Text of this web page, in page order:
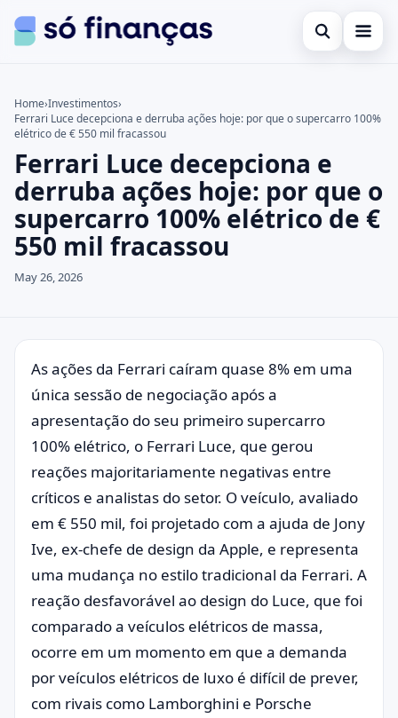
Open search
Empréstimos
Investimentos
Search the site
Search for:
Press Enter to search or ESC to close.
Home›Investimentos›
Ferrari Luce decepciona e derruba ações hoje: por que o supercarro 100%
elétrico de € 550 mil fracassou
Ferrari Luce decepciona e
derruba ações hoje: por que o
supercarro 100% elétrico de €
550 mil fracassou
May 26, 2026
As ações da Ferrari caíram quase 8% em uma
única sessão de negociação após a
apresentação do seu primeiro supercarro
100% elétrico, o Ferrari Luce, que gerou
reações majoritariamente negativas entre
críticos e analistas do setor. O veículo, avaliado
em € 550 mil, foi projetado com a ajuda de Jony
Ive, ex-chefe de design da Apple, e representa
uma mudança no estilo tradicional da Ferrari. A
reação desfavorável ao design do Luce, que foi
comparado a veículos elétricos de massa,
ocorre em um momento em que a demanda
por veículos elétricos de luxo é difícil de prever,
com rivais como Lamborghini e Porsche